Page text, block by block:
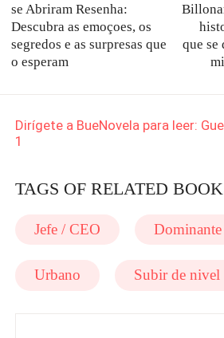
se Abriram Resenha:
Descubra as emoçoes, os
segredos e as surpresas que
o esperam
que se
Dirígete a BueNovela para leer:
1
TAGS OF RELATED
Jefe / CEO Dominante
Urbano Subir de nivel